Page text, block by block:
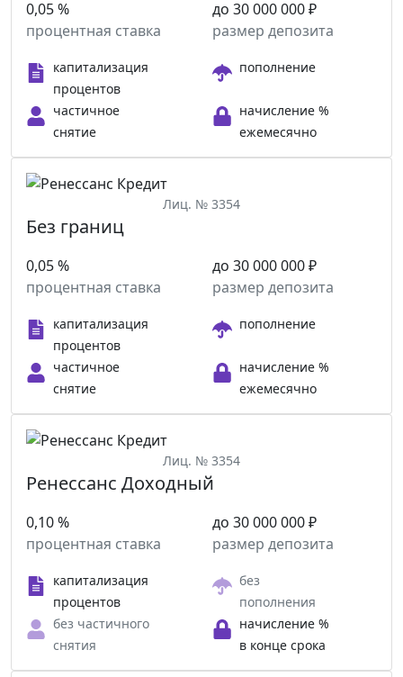
0,05 %
процентная ставка
до 30 000 000 ₽
размер депозита
капитализация
процентов
пополнение
частичное
снятие
начисление %
ежемесячно
Лиц. № 3354
Без границ
0,05 %
процентная ставка
до 30 000 000 ₽
размер депозита
капитализация
процентов
пополнение
частичное
снятие
начисление %
ежемесячно
Лиц. № 3354
Ренессанс Доходный
0,10 %
процентная ставка
до 30 000 000 ₽
размер депозита
капитализация
процентов
без
пополнения
без частичного
снятия
начисление %
в конце срока